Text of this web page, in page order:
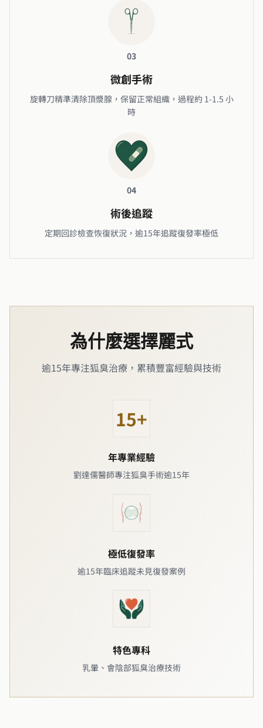
03
微創手術
旋轉刀精準清除頂漿腺，保留正常組織，過程約 1-1.5 小
時
04
術後追蹤
定期回診檢查恢復狀況，逾15年追蹤復發率極低
為什麼選擇麗式
逾15年專注狐臭治療，累積豐富經驗與技術
15+
年專業經驗
劉達儒醫師專注狐臭手術逾15年
極低復發率
逾15年臨床追蹤未見復發案例
特色專科
乳暈、會陰部狐臭治療技術